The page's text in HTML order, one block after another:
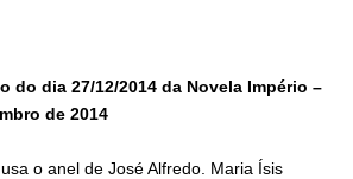
do dia 27/12/2014 da Novela Império –
de 2014
o anel de José Alfredo. Maria Ísis